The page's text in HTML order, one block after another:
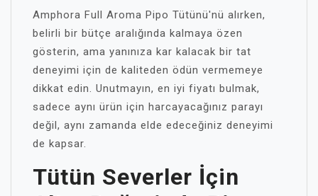
Amphora Full Aroma Pipo Tütünü'nü alırken,
belirli bir bütçe aralığında kalmaya özen
gösterin, ama yanınıza kar kalacak bir tat
deneyimi için de kaliteden ödün vermemeye
dikkat edin. Unutmayın, en iyi fiyatı bulmak,
sadece aynı ürün için harcayacağınız parayı
değil, aynı zamanda elde edeceğiniz deneyimi
de kapsar.
Tütün Severler İçin